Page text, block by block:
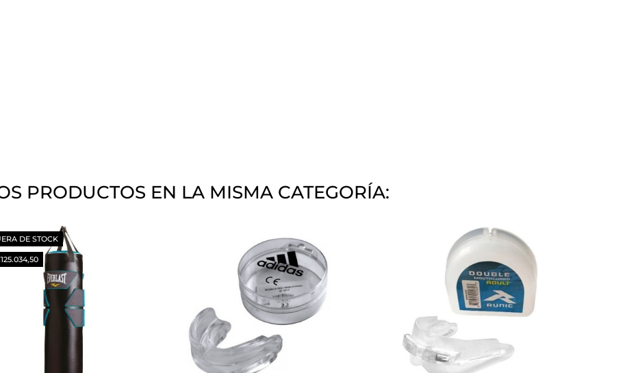
PRODUCTOS EN LA MISMA CATEGORÍA:
DE STOCK